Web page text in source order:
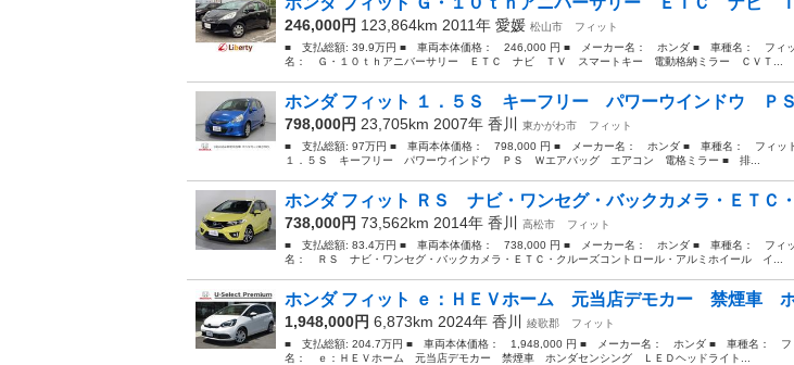
246,000円 123,864km 2011年 愛媛 松山市
フィット
■ 支払総額: 39.9万円 ■ 車両本体価格： 246,000 円 ■ メーカー名： ホンダ ■ 車種名： フィ
名： Ｇ・１０ｔｈアニバーサリー ＥＴＣ ナビ ＴＶ スマートキー 電動格納ミラー ＣＶＴ...
ホンダ フィット １．５Ｓ キーフリー パワーウインドウ Ｐ
798,000円 23,705km 2007年 香川 東かがわ市
フィット
■ 支払総額: 97万円 ■ 車両本体価格： 798,000 円 ■ メーカー名： ホンダ ■ 車種名： フィッ
１．５Ｓ キーフリー パワーウインドウ ＰＳ Ｗエアバッグ エアコン 電格ミラー ■ 排...
ホンダ フィット ＲＳ ナビ・ワンセグ・バックカメラ・ＥＴＣ
738,000円 73,562km 2014年 香川 高松市
フィット
■ 支払総額: 83.4万円 ■ 車両本体価格： 738,000 円 ■ メーカー名： ホンダ ■ 車種名： フィ
名： ＲＳ ナビ・ワンセグ・バックカメラ・ＥＴＣ・クルーズコントロール・アルミホイール イ...
ホンダ フィット ｅ：ＨＥＶホーム 元当店デモカー 禁煙車
1,948,000円 6,873km 2024年 香川 綾歌郡
フィット
■ 支払総額: 204.7万円 ■ 車両本体価格： 1,948,000 円 ■ メーカー名： ホンダ ■ 車種名： フ
名： ｅ：ＨＥＶホーム 元当店デモカー 禁煙車 ホンダセンシング ＬＥＤヘッドライト...